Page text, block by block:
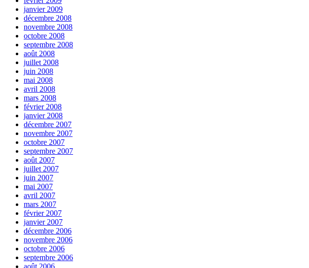
janvier 2009
décembre 2008
novembre 2008
octobre 2008
septembre 2008
août 2008
juillet 2008
juin 2008
mai 2008
avril 2008
mars 2008
février 2008
janvier 2008
décembre 2007
novembre 2007
octobre 2007
septembre 2007
août 2007
juillet 2007
juin 2007
mai 2007
avril 2007
mars 2007
février 2007
janvier 2007
décembre 2006
novembre 2006
octobre 2006
septembre 2006
août 2006